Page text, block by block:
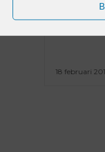
BEN JE
ZOEK
18 februari